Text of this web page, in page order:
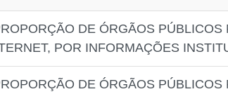
DE ÓRGÃOS
POR INFORMAÇÕES
DE ÓRGÃOS